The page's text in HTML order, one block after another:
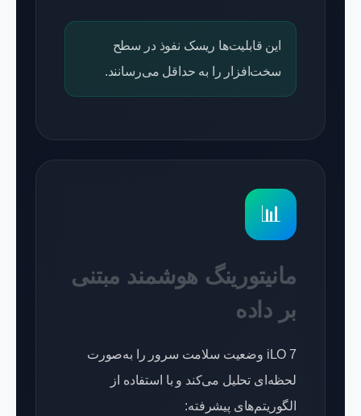
این قابلیت‌ها ریسک نفوذ در سطح
سخت‌افزار را به حداقل می‌رسانند.
📊
مانیتورینگ هوشمند مبتنی
بر داده
iLO 7 وضعیت سلامت سرور را به‌صورت
لحظه‌ای تحلیل می‌کند و با استفاده از
الگوریتم‌های پیشرفته: